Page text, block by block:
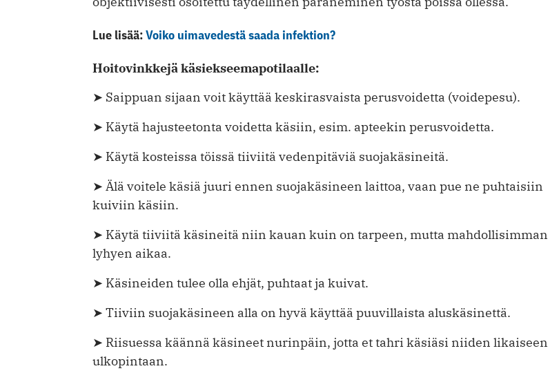
Lue lisää:Voiko uimavedestä saada infektion?
Hoitovinkkejä käsiekseemapotilaalle:
➤ Saippuan sijaan voit käyttää keskirasvaista perusvoidetta (voidepesu).
➤ Käytä hajusteetonta voidetta käsiin, esim. apteekin perusvoidetta.
➤ Käytä kosteissa töissä tiiviitä vedenpitäviä suojakäsineitä.
➤ Älä voitele käsiä juuri ennen suojakäsineen laittoa, vaan pue ne puhtaisiin
kuiviin käsiin.
➤ Käytä tiiviitä käsineitä niin kauan kuin on tarpeen, mutta mahdollisimman
lyhyen aikaa.
➤ Käsineiden tulee olla ehjät, puhtaat ja kuivat.
➤ Tiiviin suojakäsineen alla on hyvä käyttää puuvillaista aluskäsinettä.
➤ Riisuessa käännä käsineet nurinpäin, jotta et tahri käsiäsi niiden likaiseen
ulkopintaan.